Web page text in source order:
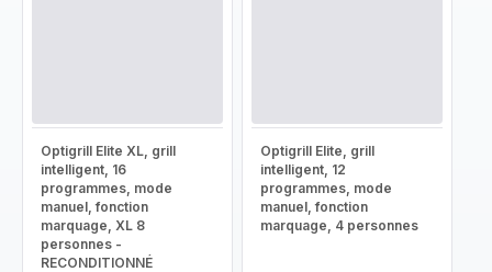
Optigrill Elite XL, grill
intelligent, 16
programmes, mode
manuel, fonction
marquage, XL 8
personnes -
RECONDITIONNÉ
Optigrill Elite, grill
intelligent, 12
programmes, mode
manuel, fonction
marquage, 4 personnes